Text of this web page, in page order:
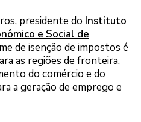
presidente do Instituto
e Social de
de isenção de impostos é
as regiões de fronteira,
do comércio e do
a geração de emprego e